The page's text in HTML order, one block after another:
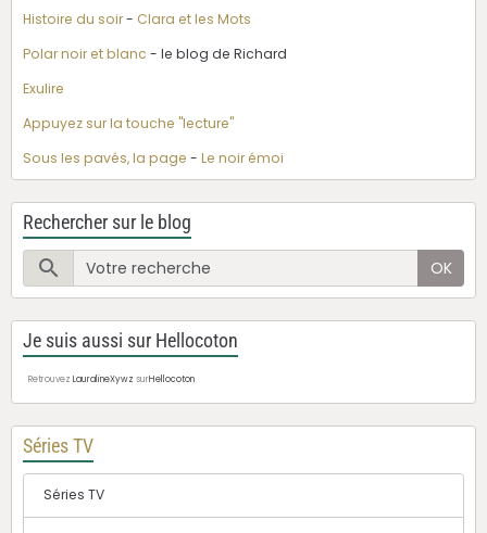
Histoire du soir- Clara et les Mots
Polar noir et blanc - le blog de Richard
Exulire
Appuyez sur la touche "lecture"
Sous les pavés, la page - Le noir émoi
Rechercher sur le blog
OK
Je suis aussi sur Hellocoton
Retrouvez LauralineXywz surHellocoton
Séries TV
Séries TV